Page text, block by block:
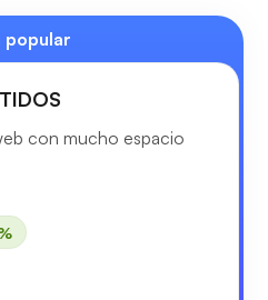
popular
con mucho espacio